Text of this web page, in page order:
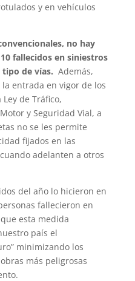
y en vehículos
no hay
fallecidos en siniestros
de vías. Además,
entrada en vigor de los
de Tráfico,
y Seguridad Vial, a
no se les permite
fijados en las
adelanten a otros
del año lo hicieron en
fallecieron en
esta medida
país el
minimizando los
más peligrosas